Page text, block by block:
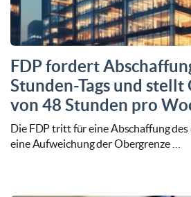
FDP fordert
Stunden-Tags und stellt
von 48 Stunden pro
Die FDP tritt für eine Abschaffung des
eine Aufweichung der Obergrenze …